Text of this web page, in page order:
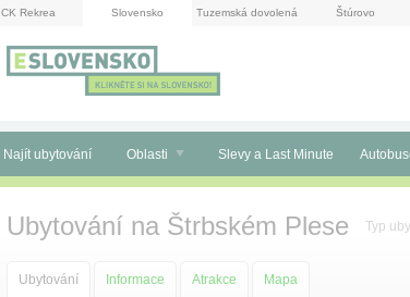
CK Rekrea Slovensko Tuzemská dovolená Štúrovo
Najít ubytování Oblasti Slevy a Last Minute
Ubytování na Štrbském Plese Typ
Ubytování Informace Atrakce Mapa